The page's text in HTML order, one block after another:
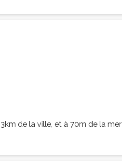
de la ville, et à 70m de la mer